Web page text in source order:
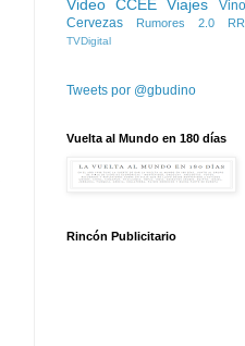
Video CCEE Viajes
Cervezas
Rumores 2.0
TVDigital
Tweets por @gbudino
Vuelta al Mundo en 180 días
Rincón Publicitario